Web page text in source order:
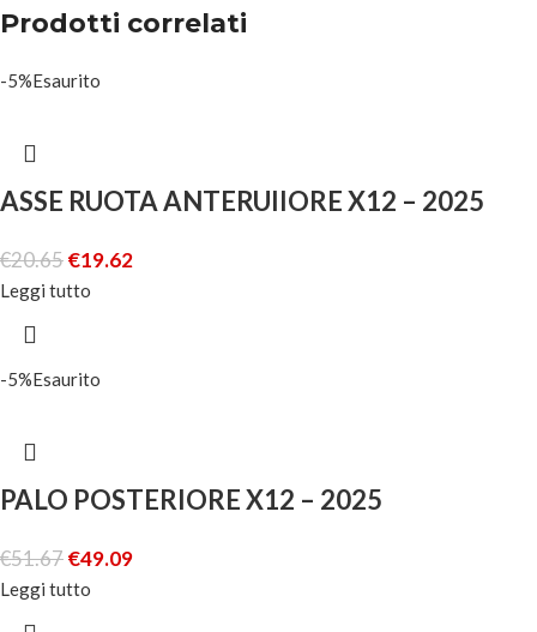
Prodotti correlati
-5%Esaurito
ASSE RUOTA ANTERUIIORE X12 – 2025
€20.65€19.62
Leggi tutto
-5%Esaurito
PALO POSTERIORE X12 – 2025
€51.67€49.09
Leggi tutto